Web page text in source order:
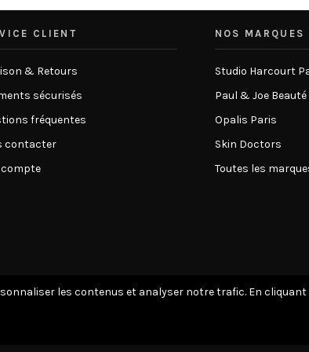
CLIENT
& Retours
sécurisés
fréquentes
contacter
NOS MARQUES
Studio Harcourt
Paul & Joe Beauté
Opalis Paris
Skin Doctors
Toutes les
les contenus et analyser notre trafic. En